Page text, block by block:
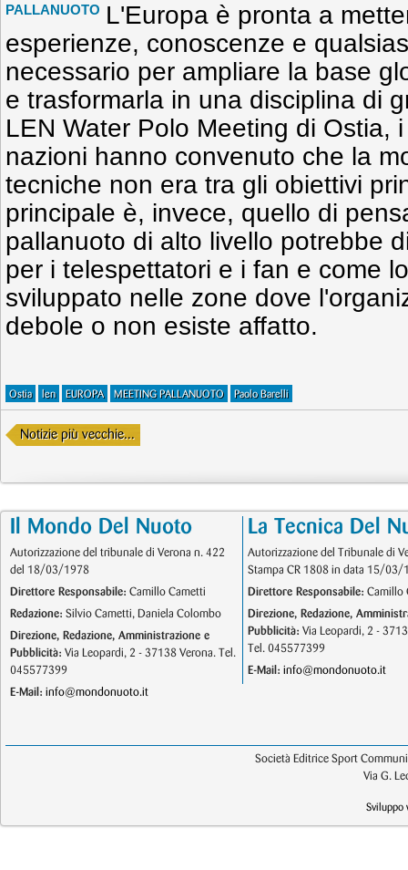
PALLANUOTO L'Europa è pronta a
esperienze, conoscenze e
necessario per ampliare la base
e trasformarla in una disciplina di
LEN Water Polo Meeting di Ostia,
nazioni hanno convenuto che la
tecniche non era tra gli obiettivi
principale è, invece, quello di
pallanuoto di alto livello potrebbe
per i telespettatori e i fan e come
sviluppato nelle zone dove
debole o non esiste affatto.
Ostia len EUROPA MEETING PALLANUOTO Paolo Barelli
Notizie più vecchie...
Il Mondo Del Nuoto
Autorizzazione del tribunale di Verona n. 422
del 18/03/1978
Direttore Responsabile: Camillo Cametti
Redazione: Silvio Cametti, Daniela Colombo
Direzione, Redazione, Amministrazione e
Pubblicità: Via Leopardi, 2 - 37138 Verona. Tel.
045577399
E-Mail: info@mondonuoto.it
La Tecnica Del
Autorizzazione del Tribunale di
Stampa CR 1808 in data 15/03/
Direttore Responsabile: Camillo
Direzione, Redazione,
Pubblicità: Via Leopardi, 2 -
Tel. 045577399
E-Mail: info@mondonuoto.it
Società Editrice Sport
Via G.
Sviluppo